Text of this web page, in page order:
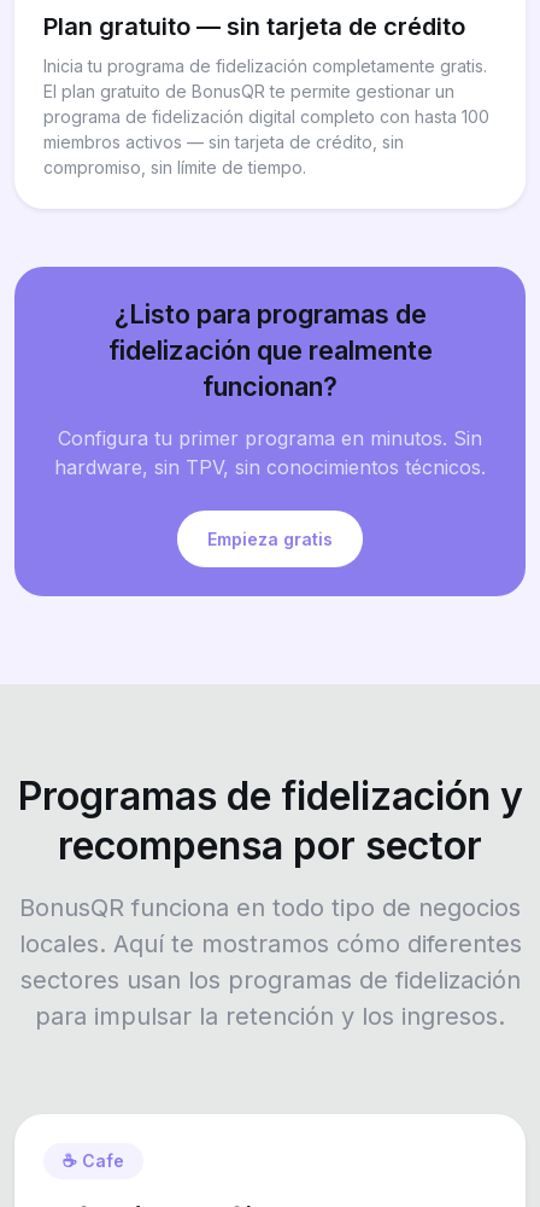
Plan gratuito — sin tarjeta de crédito
Inicia tu programa de fidelización completamente gratis.
El plan gratuito de BonusQR te permite gestionar un
programa de fidelización digital completo con hasta 100
miembros activos — sin tarjeta de crédito, sin
compromiso, sin límite de tiempo.
¿Listo para programas de
fidelización que realmente
funcionan?
Configura tu primer programa en minutos. Sin
hardware, sin TPV, sin conocimientos técnicos.
Empieza gratis
Programas de fidelización y
recompensa por sector
BonusQR funciona en todo tipo de negocios
locales. Aquí te mostramos cómo diferentes
sectores usan los programas de fidelización
para impulsar la retención y los ingresos.
☕ Cafe